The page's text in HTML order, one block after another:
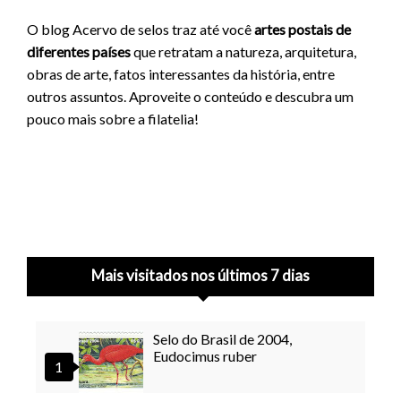
O blog Acervo de selos traz até vocêartes postais de
diferentes paísesque retratam a natureza, arquitetura,
obras de arte, fatos interessantes da história, entre
outros assuntos. Aproveite o conteúdo e descubra um
pouco mais sobre a filatelia!
Mais visitados nos últimos 7 dias
Selo do Brasil de 2004,
Eudocimus ruber